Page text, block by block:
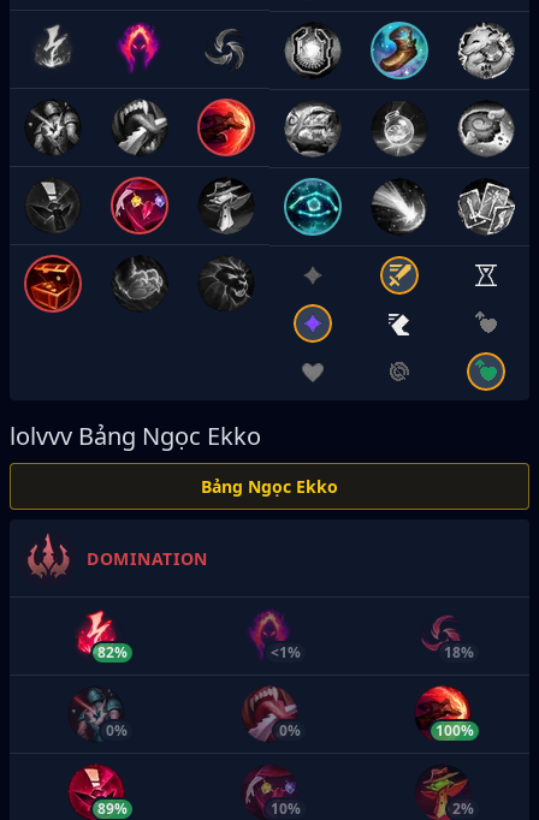
lolvvv Bảng Ngọc Ekko
Bảng Ngọc Ekko
DOMINATION
82% <1% 18%
0% 0% 100%
89% 10% 2%